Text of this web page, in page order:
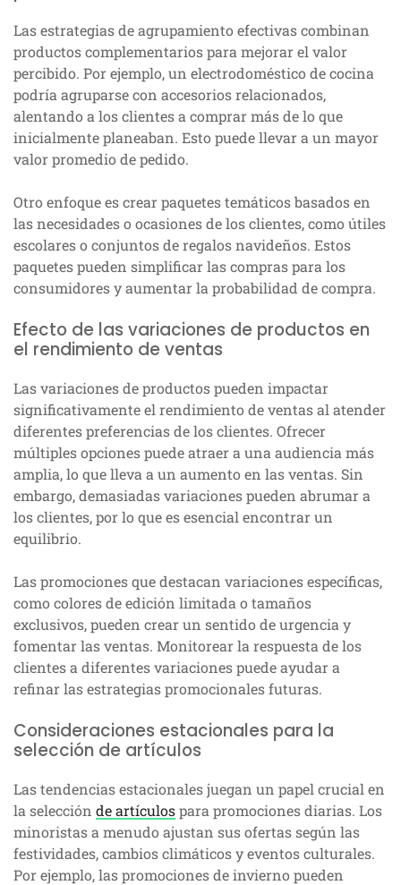
Las estrategias de agrupamiento efectivas combinan
productos complementarios para mejorar el valor
percibido. Por ejemplo, un electrodoméstico de cocina
podría agruparse con accesorios relacionados,
alentando a los clientes a comprar más de lo que
inicialmente planeaban. Esto puede llevar a un mayor
valor promedio de pedido.
Otro enfoque es crear paquetes temáticos basados en
las necesidades o ocasiones de los clientes, como útiles
escolares o conjuntos de regalos navideños. Estos
paquetes pueden simplificar las compras para los
consumidores y aumentar la probabilidad de compra.
Efecto de las variaciones de productos en
el rendimiento de ventas
Las variaciones de productos pueden impactar
significativamente el rendimiento de ventas al atender
diferentes preferencias de los clientes. Ofrecer
múltiples opciones puede atraer a una audiencia más
amplia, lo que lleva a un aumento en las ventas. Sin
embargo, demasiadas variaciones pueden abrumar a
los clientes, por lo que es esencial encontrar un
equilibrio.
Las promociones que destacan variaciones específicas,
como colores de edición limitada o tamaños
exclusivos, pueden crear un sentido de urgencia y
fomentar las ventas. Monitorear la respuesta de los
clientes a diferentes variaciones puede ayudar a
refinar las estrategias promocionales futuras.
Consideraciones estacionales para la
selección de artículos
Las tendencias estacionales juegan un papel crucial en
la selección de artículospara promociones diarias. Los
minoristas a menudo ajustan sus ofertas según las
festividades, cambios climáticos y eventos culturales.
Por ejemplo, las promociones de invierno pueden